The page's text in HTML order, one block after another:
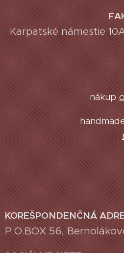
Karpatské námestie
nákup
KOREŠPONDENČNÁ
P.O.BOX 56,